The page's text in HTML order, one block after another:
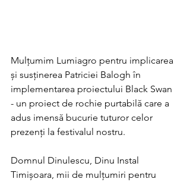
Mulțumim Lumiagro pentru implicarea
și susținerea Patriciei Balogh în
implementarea proiectului Black Swan
- un proiect de rochie purtabilă care a
adus imensă bucurie tuturor celor
prezenți la festivalul nostru.
Domnul Dinulescu, Dinu Instal
Timișoara, mii de mulțumiri pentru